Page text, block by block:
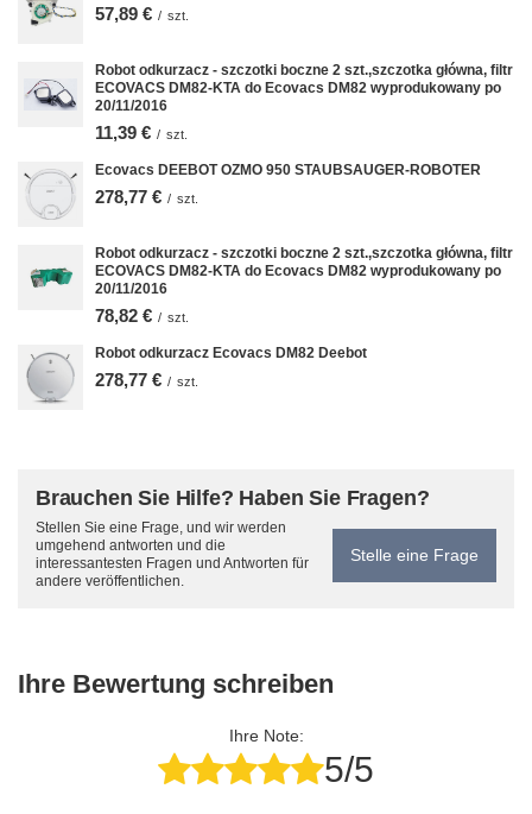
57,89 € / szt.
Robot odkurzacz - szczotki boczne 2 szt.,szczotka główna, filtr
ECOVACS DM82-KTA do Ecovacs DM82 wyprodukowany po
20/11/2016
11,39 € / szt.
Ecovacs DEEBOT OZMO 950 STAUBSAUGER-ROBOTER
278,77 € / szt.
Robot odkurzacz - szczotki boczne 2 szt.,szczotka główna, filtr
ECOVACS DM82-KTA do Ecovacs DM82 wyprodukowany po
20/11/2016
78,82 € / szt.
Robot odkurzacz Ecovacs DM82 Deebot
278,77 € / szt.
Brauchen Sie Hilfe? Haben Sie Fragen?
Stellen Sie eine Frage, und wir werden
umgehend antworten und die
interessantesten Fragen und Antworten für
andere veröffentlichen.
Stelle eine Frage
Ihre Bewertung schreiben
Ihre Note:
5/5